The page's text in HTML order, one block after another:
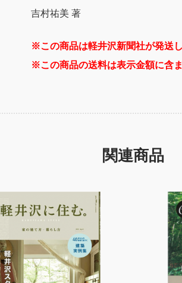
吉村祐美 著
※この商品は軽井沢新聞社が発送し
※この商品の送料は表示金額に含ま
関連商品